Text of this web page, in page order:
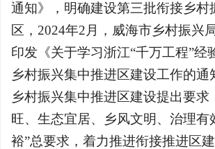
通知》，明确建设第三批衔接乡村
区，2024年2月，威海市乡村振兴
印发《关于学习浙江“千万工程”经
乡村振兴集中推进区建设工作的通
乡村振兴集中推进区建设提出要求
旺、生态宜居、乡风文明、治理有
裕”总要求，着力推进衔接推进区